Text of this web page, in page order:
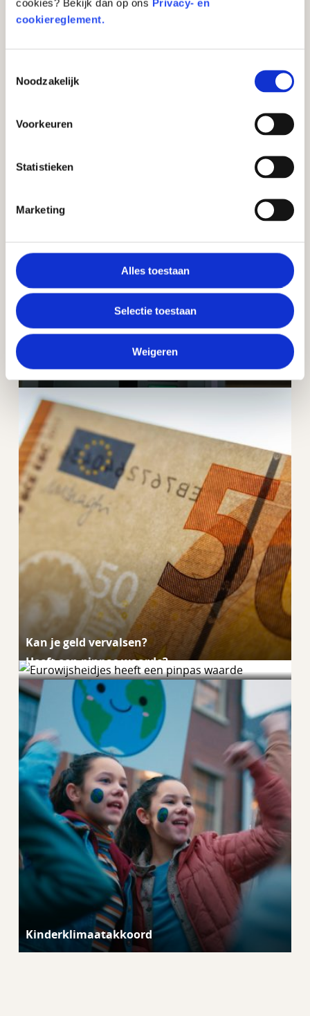
cookies? Bekijk dan op ons Privacy- en
cookiereglement.
Noodzakelijk
Voorkeuren
Statistieken
Marketing
Alles toestaan
Selectie toestaan
Weigeren
Meester Sander vertelt welke munt kleiner is
Ben jij een spaarder of een uitgever?
Amber alert op pinautomaat
Kan je geld vervalsen?
Heeft een pinpas waarde?
Kinderklimaatakkoord